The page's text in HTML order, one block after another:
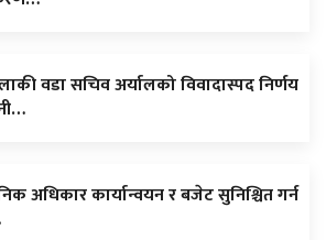
वडा सचिव अर्यालको विवादास्पद निर्णय
अधिकार कार्यान्वयन र बजेट सुनिश्चित गर्न